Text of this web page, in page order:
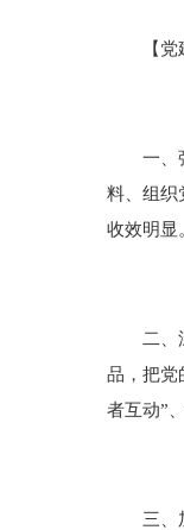
【党建
一、强
料、组织
收效明显
二、深
品，把党
者互动”
三、加